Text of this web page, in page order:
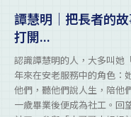
譚慧明｜把長者的
打開...
認識譚慧明的人，大多叫她
年來在安老服務中的角色：
他們，聽他們說人生，陪他
一歲畢業後便成為社工。回